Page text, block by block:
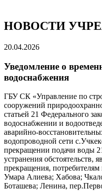
НОВОСТИ
20.04.2026
Уведомление о
водоснабжения
ГБУ СК «Управление по
сооружений
статьей 21 Федерального
водоснабжении и
аварийно-
водопроводной сети
прекращении подачи воды
устранения обстоятельств,
прекращения,
Умара Алиева; Хабова;
Боташева; Ленина,